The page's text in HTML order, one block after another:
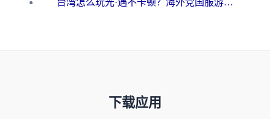
台湾怎么玩光·遇不卡顿？海外党国服游戏加速终极攻略（附实测体验）
下载应用